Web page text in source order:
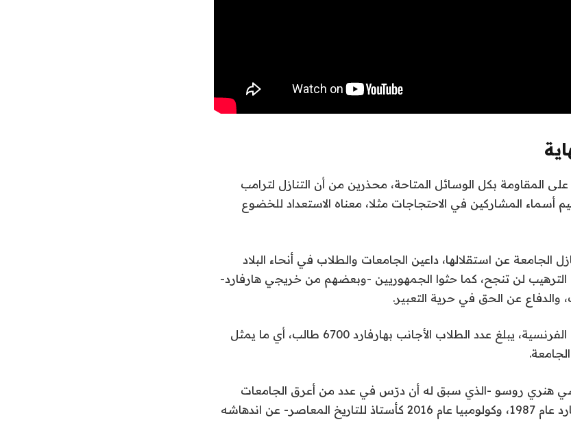
المقاومة بكل الوسائل المتاحة، محذرين من أن التنازل لترامب
أسماء المشاركين في الاحتجاجات مثلا، معناه الاستعداد للخضوع
عن استقلالها، داعين الجامعات والطلاب في أنحاء البلاد
الترهيب لن تنجح، كما حثوا الجمهوريين -وبعضهم من خريجي هارفارد-
عن الحق في حرية التعبير.
وبحسب صحيفة ليبراسيون الفرنسية، يبلغ عدد الطلاب الأجانب بهارفارد 6700 طالب، أي ما يمثل
هنري روسو -الذي سبق له أن درّس في عدد من أعرق الجامعات
الأميركية، في مقدمتها هارفارد عام 1987، وكولومبيا عام 2016 كأستاذ للتاريخ المعاصر- عن اندهاشه